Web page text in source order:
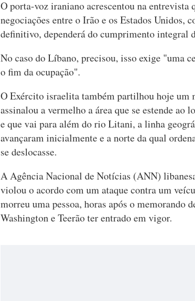
O porta-voz iraniano acrescentou na entrevista
negociações entre o Irão e os Estados Unidos,
definitivo, dependerá do cumprimento integral
No caso do Líbano, precisou, isso exige "uma
o fim da ocupação".
O Exército israelita também partilhou hoje um
assinalou a vermelho a área que se estende
e que vai para além do rio Litani, a linha
avançaram inicialmente e a norte da qual
se deslocasse.
A Agência Nacional de Notícias (ANN)
violou o acordo com um ataque contra um
morreu uma pessoa, horas após o memorando
Washington e Teerão ter entrado em vigor.